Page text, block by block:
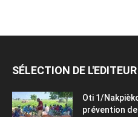
SÉLECTION DE L'EDITEUR
Oti 1/
prévention